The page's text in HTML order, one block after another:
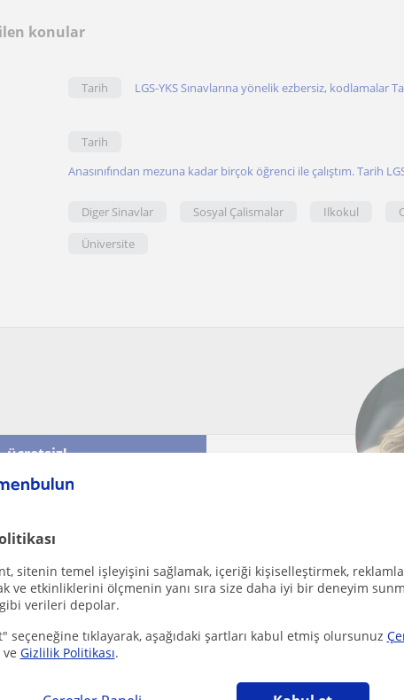
sitenin temel işleyişini sağlamak, içeriği kişiselleştirmek,
ve etkinliklerini ölçmenin yanı sıra size daha iyi bir deneyim
verileri depolar.
seçeneğine tıklayarak, aşağıdaki şartları kabul etmiş olursunuz
ve Gizlilik Politikası.
konular
Tarih LGS-YKS Sınavlarına yönelik ezbersiz, kodlamalar
Tarih
Anasınıfından mezuna kadar birçok öğrenci ile çalıştım. Tarih
Diger Sinavlar Sosyal Çalismalar Ilkokul
Üniversite
ücretsiz!
Ecem
28 Yaş ·
İlk